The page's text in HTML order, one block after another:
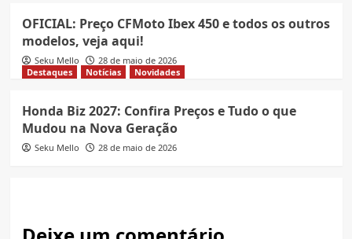
OFICIAL: Preço CFMoto Ibex 450 e todos os outros
modelos, veja aqui!
Seku Mello
28 de maio de 2026
Destaques
Notícias Novidades
Honda Biz 2027: Confira Preços e Tudo o que
Mudou na Nova Geração
Seku Mello 28 de maio de 2026